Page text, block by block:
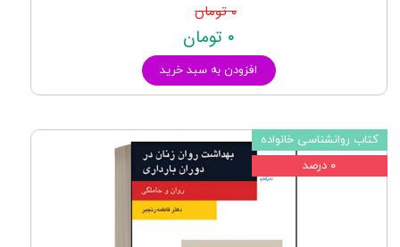
۰ تومان
۰ تومان
افزودن به سبد خرید
کتاب روانشناسی خانواده
۰ درصد